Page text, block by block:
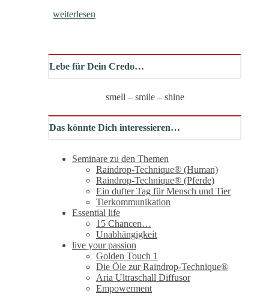
weiterlesen
Lebe für Dein Credo…
smell – smile – shine
Das könnte Dich interessieren…
Seminare zu den Themen
Raindrop-Technique® (Human)
Raindrop-Technique® (Pferde)
Ein dufter Tag für Mensch und Tier
Tierkommunikation
Essential life
15 Chancen…
Unabhängigkeit
live your passion
Golden Touch 1
Die Öle zur Raindrop-Technique®
Aria Ultraschall Diffusor
Empowerment